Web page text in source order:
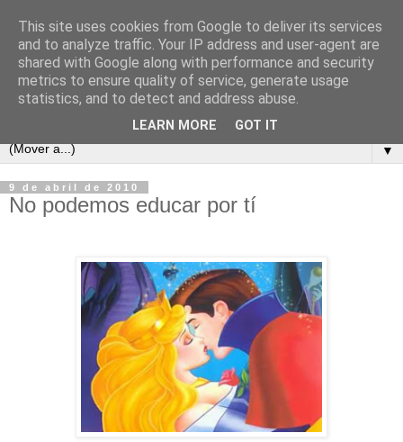
▼
9 de abril de 2010
No podemos educar por tí
This site uses cookies from Google to deliver its services
and to analyze traffic. Your IP address and user-agent are
shared with Google along with performance and security
metrics to ensure quality of service, generate usage
statistics, and to detect and address abuse.
LEARN MORE GOT IT